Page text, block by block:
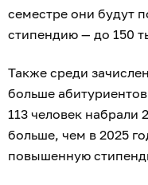
семестре они будут
стипендию — до 150
Также среди
больше
113 человек набрали
больше, чем в 2025
повышенную